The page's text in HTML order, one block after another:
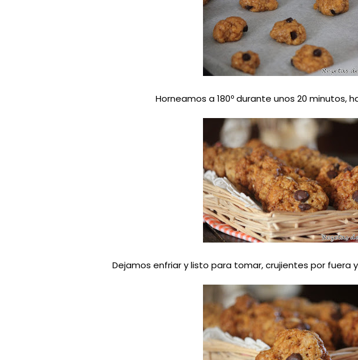
Horneamos a 180º durante unos 20 minutos,
Dejamos enfriar y listo para tomar, crujientes por fuera